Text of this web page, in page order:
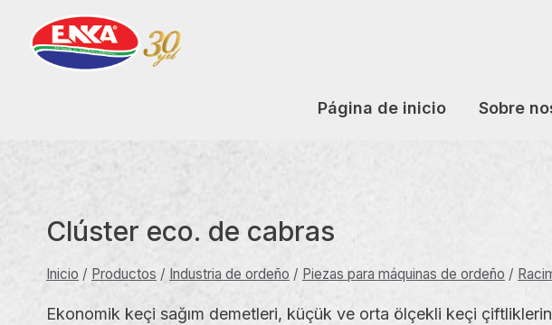
contenido
Página de inicio Sobre
Clúster eco. de cabras
Inicio / Productos / Industria de ordeño / Piezas para máquinas de ordeño /
Ekonomik keçi sağım demetleri, küçük ve orta ölçekli keçi